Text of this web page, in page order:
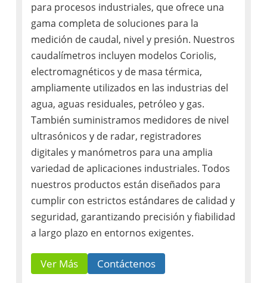
para procesos industriales, que ofrece una
gama completa de soluciones para la
medición de caudal, nivel y presión. Nuestros
caudalímetros incluyen modelos Coriolis,
electromagnéticos y de masa térmica,
ampliamente utilizados en las industrias del
agua, aguas residuales, petróleo y gas.
También suministramos medidores de nivel
ultrasónicos y de radar, registradores
digitales y manómetros para una amplia
variedad de aplicaciones industriales. Todos
nuestros productos están diseñados para
cumplir con estrictos estándares de calidad y
seguridad, garantizando precisión y fiabilidad
a largo plazo en entornos exigentes.
Ver Más Contáctenos